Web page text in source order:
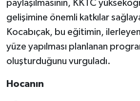
paylaşılmasının, KKTC
gelişimine önemli katkılar
Kocabıçak, bu eğitimin,
yüze yapılması planlanan
oluşturduğunu vurguladı.
Hocanın